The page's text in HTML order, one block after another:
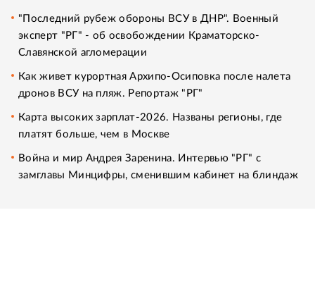
"Последний рубеж обороны ВСУ в ДНР". Военный
эксперт "РГ" - об освобождении Краматорско-
Славянской агломерации
Как живет курортная Архипо-Осиповка после налета
дронов ВСУ на пляж. Репортаж "РГ"
Карта высоких зарплат-2026. Названы регионы, где
платят больше, чем в Москве
Война и мир Андрея Заренина. Интервью "РГ" с
замглавы Минцифры, сменившим кабинет на блиндаж